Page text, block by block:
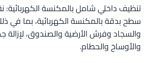
تنظيف داخلي شامل بالمكنسة
سطح بدقة بالمكنسة الكهربائية، بما في
والسجاد وفرش الأرضية والصندوق، لإزالة
والأوساخ والحطام.